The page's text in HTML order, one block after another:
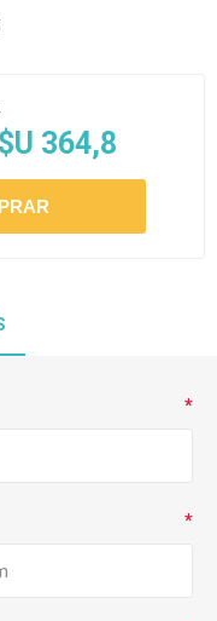
$U 364,8
*
*